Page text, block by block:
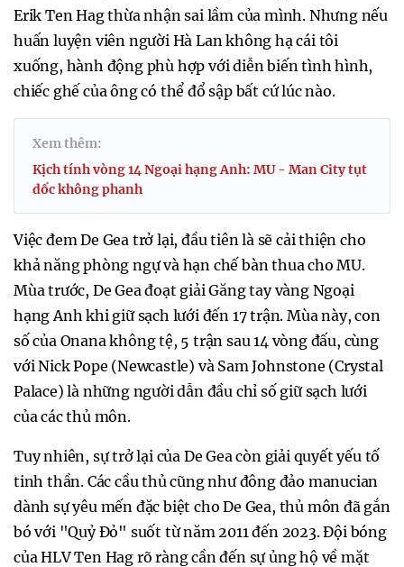
Erik Ten Hag thừa nhận sai lầm của mình. Nhưng nếu
huấn luyện viên người Hà Lan không hạ cái tôi
xuống, hành động phù hợp với diễn biến tình hình,
chiếc ghế của ông có thể đổ sập bất cứ lúc nào.
Xem thêm:
Kịch tính vòng 14 Ngoại hạng Anh: MU - Man City tụt
dốc không phanh
Việc đem De Gea trở lại, đầu tiên là sẽ cải thiện cho
khả năng phòng ngự và hạn chế bàn thua cho MU.
Mùa trước, De Gea đoạt giải Găng tay vàng Ngoại
hạng Anh khi giữ sạch lưới đến 17 trận. Mùa này, con
số của Onana không tệ, 5 trận sau 14 vòng đấu, cùng
với Nick Pope (Newcastle) và Sam Johnstone (Crystal
Palace) là những người dẫn đầu chỉ số giữ sạch lưới
của các thủ môn.
Tuy nhiên, sự trở lại của De Gea còn giải quyết yếu tố
tinh thần. Các cầu thủ cũng như đông đảo manucian
dành sự yêu mến đặc biệt cho De Gea, thủ môn đã gắn
bó với "Quỷ Đỏ" suốt từ năm 2011 đến 2023. Đội bóng
của HLV Ten Hag rõ ràng cần đến sự ủng hộ về mặt